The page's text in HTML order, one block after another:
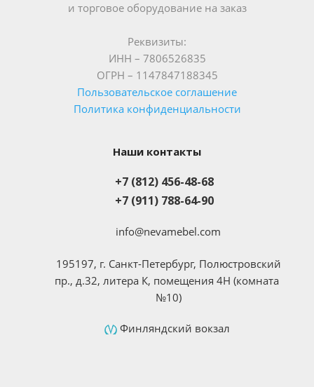
и торговое оборудование на заказ
Реквизиты:
ИНН – 7806526835
ОГРН – 1147847188345
Пользовательское соглашение
Политика конфиденциальности
Наши контакты
+7 (812) 456-48-68
+7 (911) 788-64-90
info@nevamebel.com
195197, г. Санкт-Петербург, Полюстровский
пр., д.32, литера К, помещения 4Н (комната
№10)
Финляндский вокзал